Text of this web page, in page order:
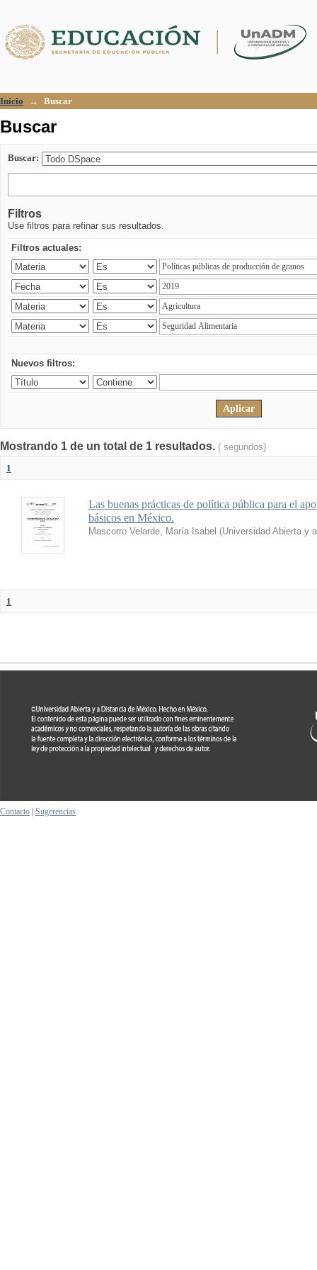
Inicio → Buscar
Buscar
Buscar:
Filtros
Use filtros para refinar sus resultados.
Filtros actuales:
Nuevos filtros:
Mostrando 1 de un total de 1 resultados. ( segundos)
1
Las buenas prácticas de política pública para el
básicos en México.
Mascorro Velarde, María Isabel (Universidad Abierta y
1
Contacto Sugerencias